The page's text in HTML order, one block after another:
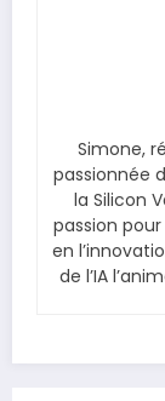
Simone,
passionnée
la Silicon
passion
en
de l’IA